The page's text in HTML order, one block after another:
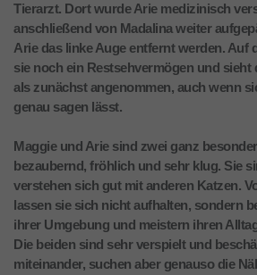
Tierarzt. Dort wurde Arie medizinisch
anschließend von Madalina weiter
Arie das linke Auge entfernt werden. Auf
sie noch ein Restsehvermögen und
als zunächst angenommen, auch wenn
genau sagen lässt.
Maggie und Arie sind zwei ganz
bezaubernd, fröhlich und sehr klug. Sie
verstehen sich gut mit anderen Katzen.
lassen sie sich nicht aufhalten, sondern
ihrer Umgebung und meistern ihren
Die beiden sind sehr verspielt und
miteinander, suchen aber genauso die